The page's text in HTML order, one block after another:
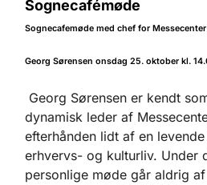
Sognecafémøde
Sognecafemøde med chef for
Georg Sørensen onsdag 25. oktober kl.
Georg Sørensen er kendt
dynamisk leder af
efterhånden lidt af en
erhvervs- og kulturliv. Under
personlige møde går aldrig